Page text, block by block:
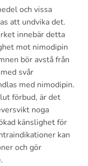
och vissa
att undvika det.
innebär detta
mot nimodipin
bör avstå från
svår
med nimodipin.
förbud, är det
noga
känslighet för
kan
och gör